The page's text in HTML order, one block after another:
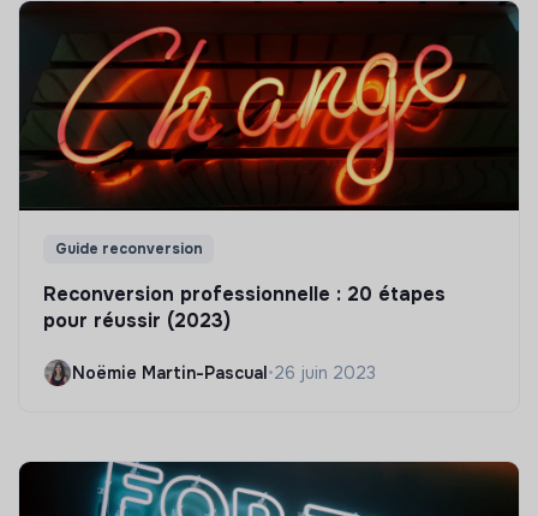
Guide reconversion
Reconversion professionnelle : 20 étapes
pour réussir (2023)
Noëmie Martin-Pascual•26 juin 2023